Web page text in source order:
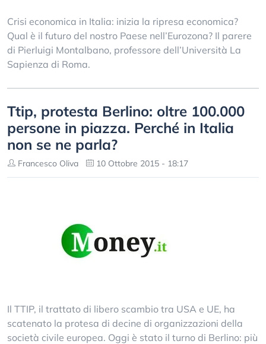
Crisi economica in Italia: inizia la ripresa economica?
Qual è il futuro del nostro Paese nell’Eurozona? Il parere
di Pierluigi Montalbano, professore dell’Università La
Sapienza di Roma.
Ttip, protesta Berlino: oltre 100.000
persone in piazza. Perché in Italia
non se ne parla?
Francesco Oliva 10 Ottobre 2015 - 18:17
Il TTIP, il trattato di libero scambio tra USA e UE, ha
scatenato la protesa di decine di organizzazioni della
società civile europea. Oggi è stato il turno di Berlino: più